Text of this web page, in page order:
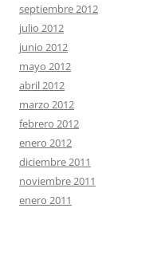
septiembre 2012
julio 2012
junio 2012
mayo 2012
abril 2012
marzo 2012
febrero 2012
enero 2012
diciembre 2011
noviembre 2011
enero 2011